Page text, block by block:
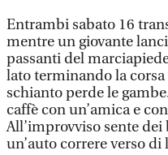
Entrambi sabato 16
mentre un giovante
passanti del
lato terminando la
schianto perde le
caffè con un’amica e
All’improvviso sente
un’auto correre verso